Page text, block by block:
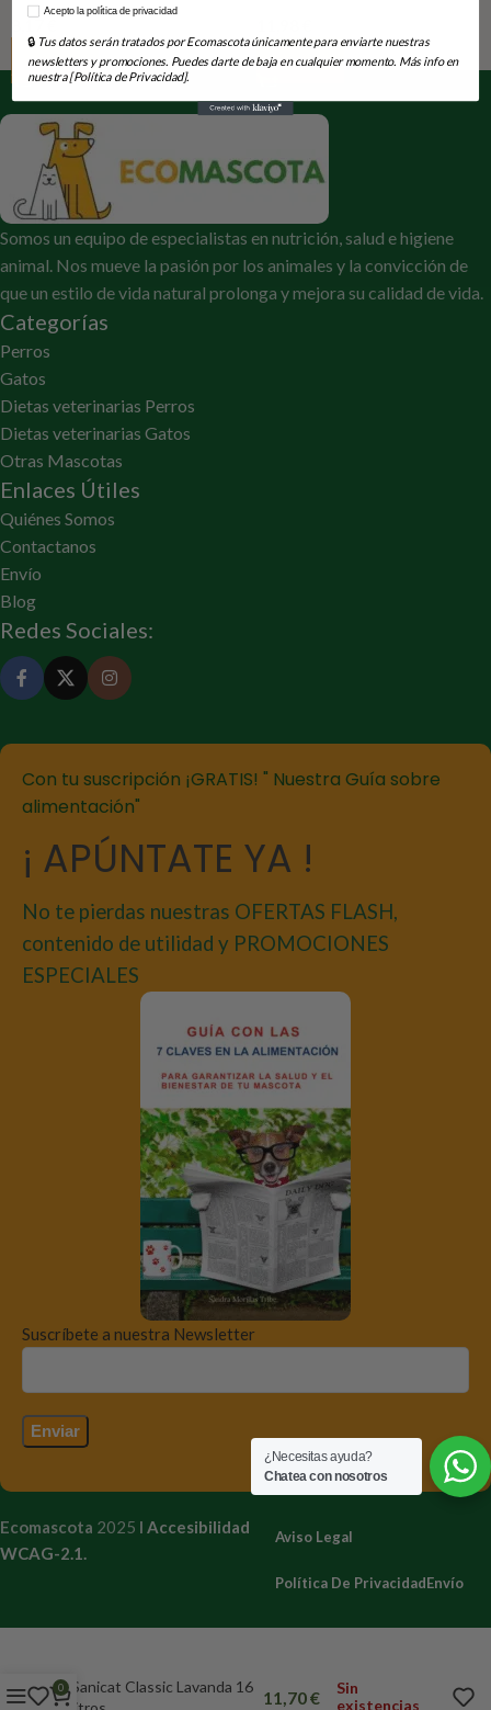
Añadir Al Carrito Añadir Al Carrito
Somos un equipo de especialistas en nutrición, salud e higiene
animal. Nos mueve la pasión por los animales y la convicción de
que un estilo de vida natural prolonga y mejora su calidad de vida.
Categorías
Perros
Gatos
Dietas veterinarias Perros
Dietas veterinarias Gatos
Otras Mascotas
Enlaces Útiles
Quiénes Somos
Contactanos
Envío
Blog
Redes Sociales:
Con tu suscripción ¡GRATIS! " Nuestra Guía sobre
alimentación"
¡ APÚNTATE YA !
No te pierdas nuestras OFERTAS FLASH,
contenido de utilidad y PROMOCIONES
ESPECIALES
Suscríbete a nuestra Newsletter
Ecomascota 2025 I Accesibilidad
WCAG-2.1.
Aviso Legal
Política De PrivacidadEnvío
Sanicat Classic Lavanda 16 11,70€
Sin
existencias
¿Necesitas ayuda?
Chatea con nosotros
0
How would you like to hear from us?
Acepto la política de privacidad
🔒 Tus datos serán tratados por Ecomascota únicamente para enviarte nuestras
newsletters y promociones. Puedes darte de baja en cualquier momento. Más info en
nuestra [Política de Privacidad].